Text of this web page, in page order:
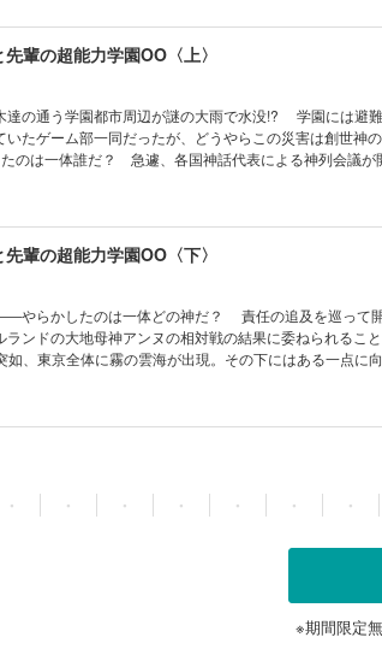
”の反応は――？
の超能力学園OO〈上〉
達の通う学園都市周辺が謎の大雨で水没!? 学園には避
たゲーム部一同だったが、どうやらこの災害は創世神
は一体誰だ？ 急遽、各国神話代表による神列会議が
編、開幕!!
の超能力学園OO〈下〉
やらかしたのは一体どの神だ？ 責任の追及を巡って
ンドの大地母神アンヌの相対戦の結果に委ねられるこ
、東京全体に霧の雲海が出現。その下にはある一点に
最新話！
・ ・ ・ ・ ・ ・ ・
※期間限定